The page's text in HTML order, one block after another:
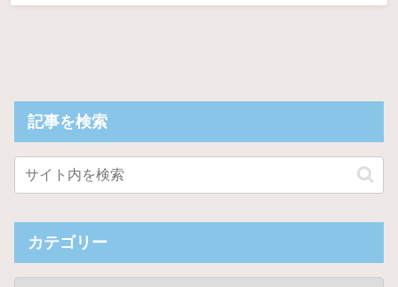
記事を検索
カテゴリー